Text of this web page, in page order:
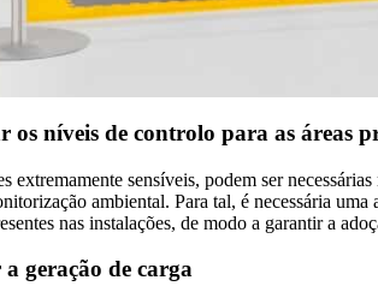
os níveis de controlo para as áreas
extremamente sensíveis, podem ser
ambiental. Para tal, é necessária
nas instalações, de modo a garantir a
geração de carga